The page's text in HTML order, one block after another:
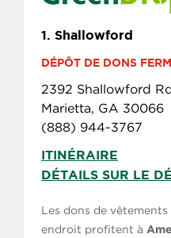
1. Shallowford
DÉPÔT DE DONS
2392 Shallowford
Marietta, GA 30066
(888) 944-3767
ITINÉRAIRE
DÉTAILS SUR LE
Les dons de
endroit profitent à